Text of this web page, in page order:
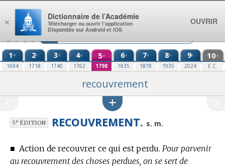
Aller au contenu
1re
1694
2e
1718
3e
1740
4e
1762
5e
1798
6e
1835
7e
1878
8e
1935
9e
2024
10e
E.C.
recouvrement
5eÉDITION RECOUVREMENT. s. m.
■ Action de recouvrer ce qui est perdu. Pour parvenir
au recouvrement des choses perdues, on se sert de
×
Dictionnaire de l’Académie
Télécharger ou ouvrir l’application
Disponible sur Android et iOS
OUVRIR